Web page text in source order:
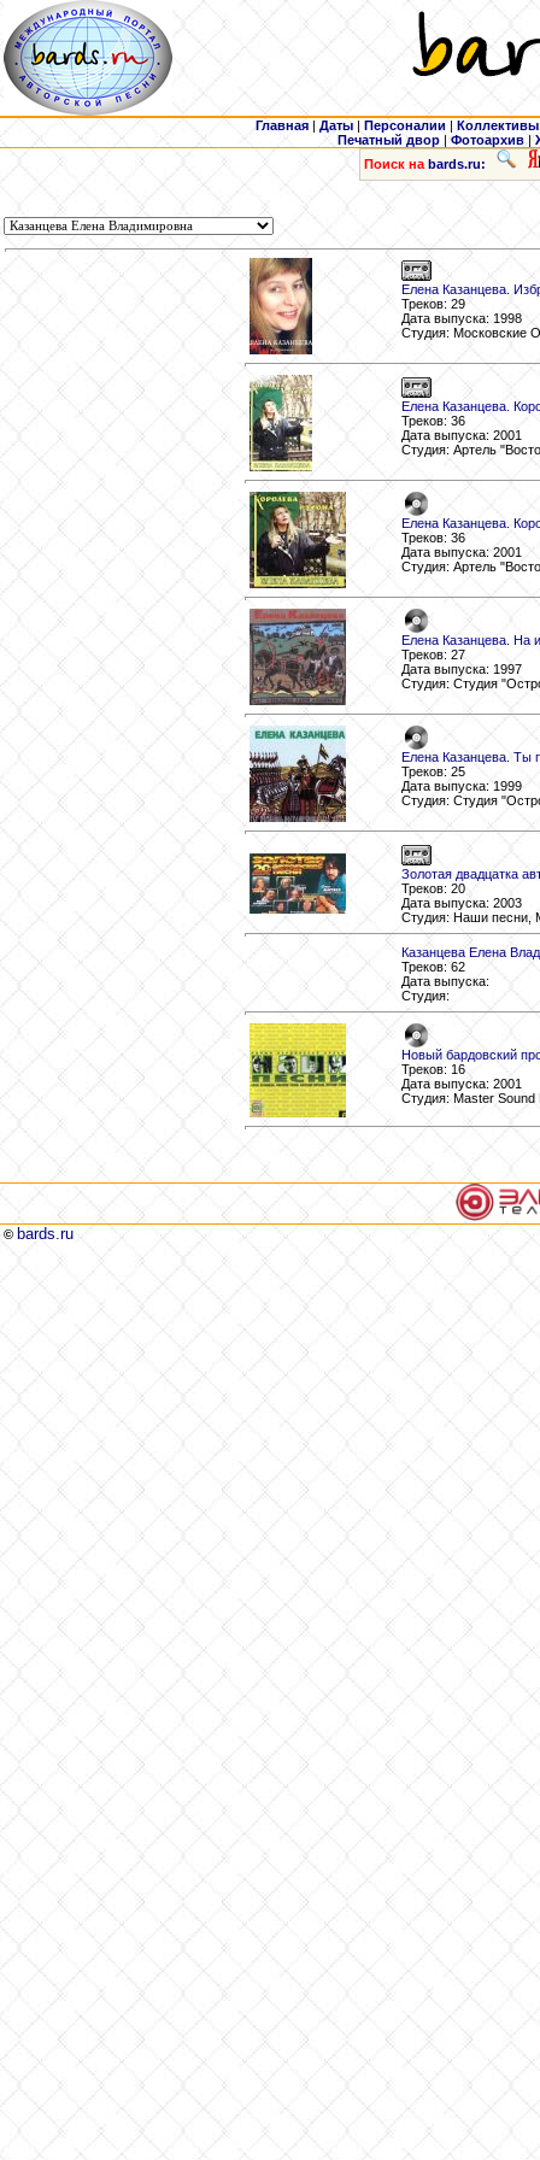
Главная | Даты | Персоналии | Коллективы
Печатный двор |Фотоархив |
Поиск на bards.ru:
Елена Казанцева.
Треков: 29
Дата выпуска: 1998
Студия: Московские
Елена Казанцева.
Треков: 36
Дата выпуска: 2001
Студия: Артель
Елена Казанцева.
Треков: 36
Дата выпуска: 2001
Студия: Артель
Елена Казанцева. На
Треков: 27
Дата выпуска: 1997
Студия: Студия
Елена Казанцева. Ты
Треков: 25
Дата выпуска: 1999
Студия: Студия
Золотая двадцатка
Треков: 20
Дата выпуска: 2003
Студия: Наши песни,
Казанцева Елена
Треков: 62
Дата выпуска:
Студия:
Новый бардовский
Треков: 16
Дата выпуска: 2001
Студия: Master Sound
© bards.ru